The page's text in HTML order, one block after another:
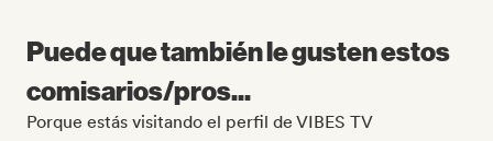
Puede que también le gusten estos
comisarios/pros...
Porque estás visitando el perfil de VIBES TV